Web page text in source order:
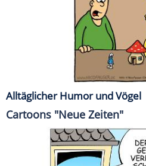
Alltäglicher Humor und Vögel
Cartoons "Neue Zeiten"